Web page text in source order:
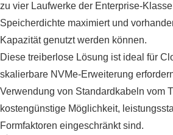
zu vier Laufwerke der Enterprise-
Speicherdichte maximiert und
Kapazität genutzt werden können.
Diese treiberlose Lösung ist ideal für
skalierbare NVMe-Erweiterung
Verwendung von Standardkabeln vom
kostengünstige Möglichkeit,
Formfaktoren eingeschränkt sind.